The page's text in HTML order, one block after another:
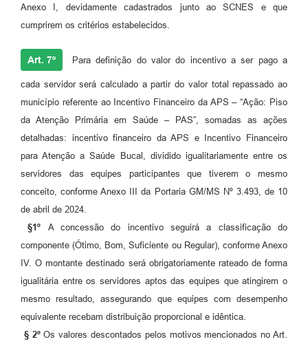
Anexo I, devidamente cadastrados junto ao SCNES e que
cumprirem os critérios estabelecidos.
Art. 7º Para definição do valor do incentivo a ser pago a
cada servidor será calculado a partir do valor total repassado ao
município referente ao Incentivo Financeiro da APS – “Ação: Piso
da Atenção Primária em Saúde – PAS”, somadas as ações
detalhadas: incentivo financeiro da APS e Incentivo Financeiro
para Atenção a Saúde Bucal, dividido igualitariamente entre os
servidores das equipes participantes que tiverem o mesmo
conceito, conforme Anexo III da Portaria GM/MS Nº 3.493, de 10
de abril de 2024.
§1º A concessão do incentivo seguirá a classificação do
componente (Ótimo, Bom, Suficiente ou Regular), conforme Anexo
IV. O montante destinado será obrigatoriamente rateado de forma
igualitária entre os servidores aptos das equipes que atingirem o
mesmo resultado, assegurando que equipes com desempenho
equivalente recebam distribuição proporcional e idêntica.
§ 2ºOs valores descontados pelos motivos mencionados no Art.